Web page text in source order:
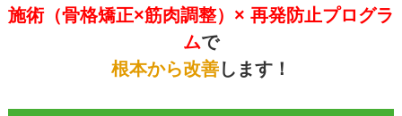
施術（骨格矯正×筋肉調整）× 再発防止プログラ
ムで
根本から改善します！